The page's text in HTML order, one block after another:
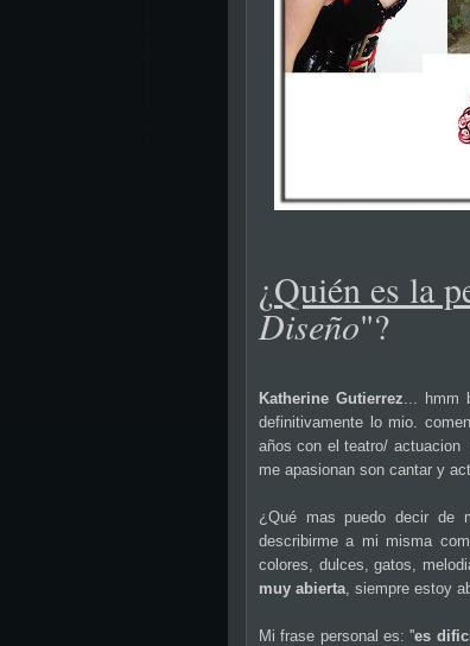
¿Quién es la
Diseño"?
Katherine Gutierrez ...
definitivamente lo mio.
años con el teatro/
me apasionan son cantar y
¿Qué mas puedo decir de
describirme a mi misma
colores, dulces, gatos,
muy abierta , siempre estoy
Mi frase personal es: ''es